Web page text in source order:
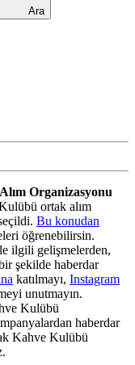
Ara
Organizasyonu
ortak alım
Bu konudan
öğrenebilirsin.
ilgili gelişmelerden,
şekilde haberdar
katılmayı, Instagram
unutmayın.
Kulübü
haberdar
Kahve Kulübü